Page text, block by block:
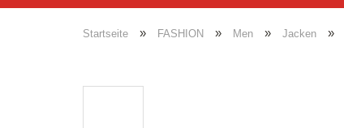
Startseite » FASHION » Men » Jacken »